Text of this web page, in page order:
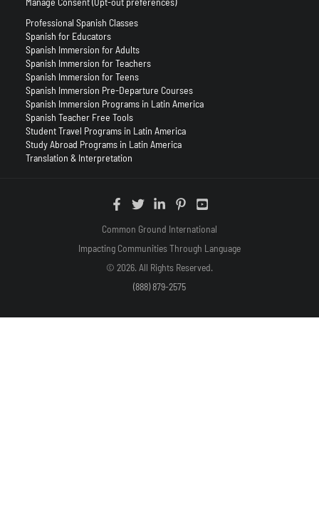
Professional Spanish Classes
Spanish for Educators
Spanish Immersion for Adults
Spanish Immersion for Teachers
Spanish Immersion for Teens
Spanish Immersion Pre-Departure Courses
Spanish Immersion Programs in Latin America
Spanish Teacher Free Tools
Student Travel Programs in Latin America
Study Abroad Programs in Latin America
Translation & Interpretation
Common Ground International
Impacting Communities Through Language
© 2026. All Rights Reserved.
(888) 879-2575